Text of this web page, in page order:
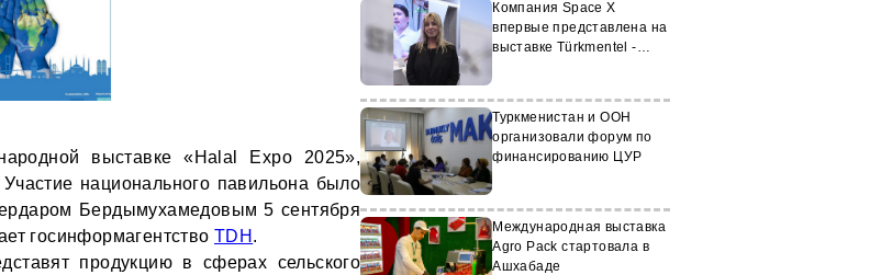
выставке «Halal Expo 2025»,
национального павильона было
Бердымухамедовым 5 сентября
госинформагентство TDH .
продукцию в сферах сельского
Компания Space X
впервые представлена на
выставке Türkmentel -
Туркменистан и ООН
организовали форум по
финансированию ЦУР
Международная выставка
Agro Pack стартовала в
Ашхабаде